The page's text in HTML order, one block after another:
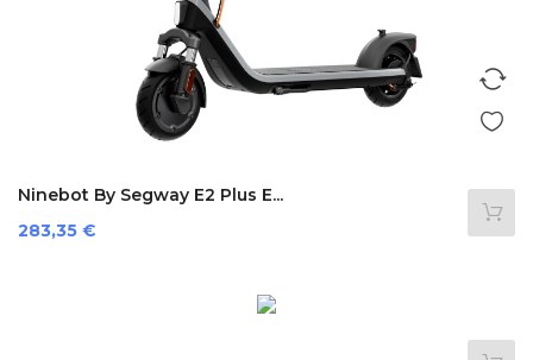
Ninebot By Segway E2 Plus E...
Preis
283,35 €